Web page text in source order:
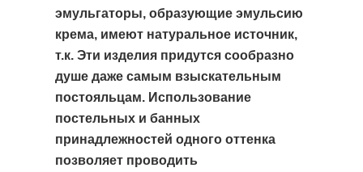
эмульгаторы, образующие эмульсию
крема, имеют натуральное источник,
т.к. Эти изделия придутся сообразно
душе даже самым взыскательным
постояльцам. Использование
постельных и банных
принадлежностей одного оттенка
позволяет проводить